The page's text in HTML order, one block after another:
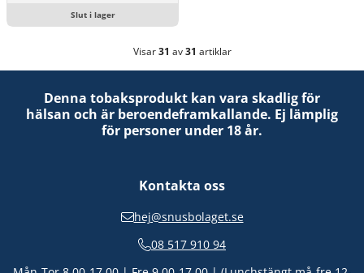
Slut i lager
Visar31 av31 artiklar
Denna tobaksprodukt kan vara skadlig för
hälsan och är beroendeframkallande. Ej lämplig
för personer under 18 år.
Kontakta oss
hej@snusbolaget.se
08 517 910 94